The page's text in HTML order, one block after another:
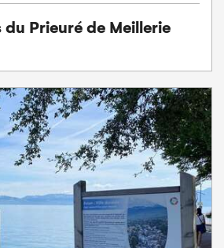
Prieuré de Meillerie